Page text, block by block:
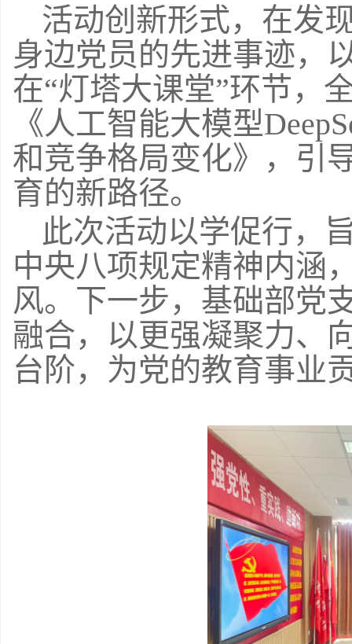
活动创新形式， 在发
身边党员的先进事迹，
在“灯塔大课堂”环节，
《人工智能大模型
和竞争格局变化》，引
育的新路径。
此次活动以学促行，
中央八项规定精神内涵
风。下一步，基础部党
融合，以更强凝聚力、
台阶，为党的教育事业